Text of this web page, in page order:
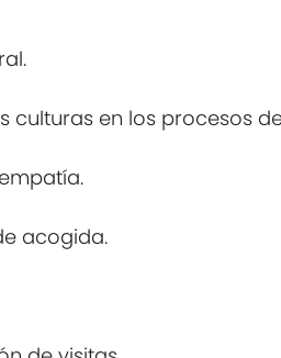
culturas en los procesos
acogida.